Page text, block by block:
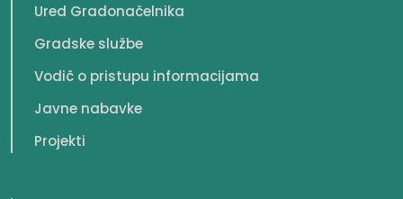
Ured Gradonačelnika
Gradske službe
Vodič o pristupu informacijama
Javne nabavke
Projekti